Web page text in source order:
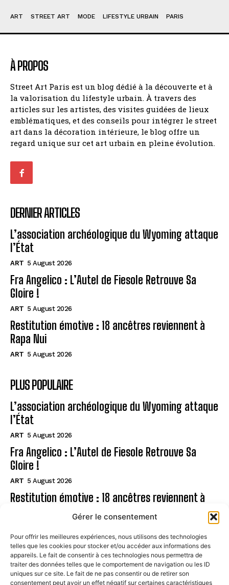
Gérer le consentement
Pour offrir les meilleures expériences, nous utilisons des technologies
telles que les cookies pour stocker et/ou accéder aux informations des
appareils. Le fait de consentir à ces technologies nous permettra de
traiter des données telles que le comportement de navigation ou les ID
uniques sur ce site. Le fait de ne pas consentir ou de retirer son
consentement peut avoir un effet négatif sur certaines caractéristiques
ART STREET ART MODE LIFESTYLE URBAIN PARIS
À PROPOS
Street Art Paris est un blog dédié à la découverte et à
la valorisation du lifestyle urbain. À travers des
articles sur les artistes, des visites guidées de lieux
emblématiques, et des conseils pour intégrer le street
art dans la décoration intérieure, le blog offre un
regard unique sur cet art urbain en pleine évolution.
DERNIER ARTICLES
L’association archéologique du Wyoming attaque
l’État
ART 5 August 2026
Fra Angelico : L’Autel de Fiesole Retrouve Sa
Gloire !
ART 5 August 2026
Restitution émotive : 18 ancêtres reviennent à
Rapa Nui
ART 5 August 2026
PLUS POPULAIRE
L’association archéologique du Wyoming attaque
l’État
ART 5 August 2026
Fra Angelico : L’Autel de Fiesole Retrouve Sa
Gloire !
ART 5 August 2026
Restitution émotive : 18 ancêtres reviennent à
Page
CONTACT